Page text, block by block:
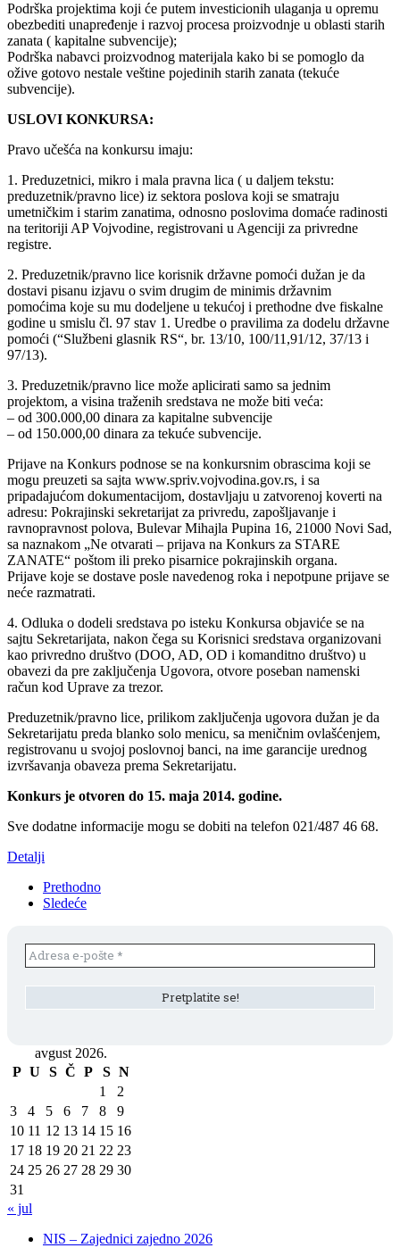
Podrška projektima koji će putem investicionih ulaganja u opremu
obezbediti unapređenje i razvoj procesa proizvodnje u oblasti starih
zanata ( kapitalne subvencije);
Podrška nabavci proizvodnog materijala kako bi se pomoglo da
ožive gotovo nestale veštine pojedinih starih zanata (tekuće
subvencije).
USLOVI KONKURSA:
Pravo učešća na konkursu imaju:
1. Preduzetnici, mikro i mala pravna lica ( u daljem tekstu:
preduzetnik/pravno lice) iz sektora poslova koji se smatraju
umetničkim i starim zanatima, odnosno poslovima domaće radinosti
na teritoriji AP Vojvodine, registrovani u Agenciji za privredne
registre.
2. Preduzetnik/pravno lice korisnik državne pomoći dužan je da
dostavi pisanu izjavu o svim drugim de minimis državnim
pomoćima koje su mu dodeljene u tekućoj i prethodne dve fiskalne
godine u smislu čl. 97 stav 1. Uredbe o pravilima za dodelu državne
pomoći (“Službeni glasnik RS“, br. 13/10, 100/11,91/12, 37/13 i
97/13).
3. Preduzetnik/pravno lice može aplicirati samo sa jednim
projektom, a visina traženih sredstava ne može biti veća:
– od 300.000,00 dinara za kapitalne subvencije
– od 150.000,00 dinara za tekuće subvencije.
Prijave na Konkurs podnose se na konkursnim obrascima koji se
mogu preuzeti sa sajta www.spriv.vojvodina.gov.rs, i sa
pripadajućom dokumentacijom, dostavljaju u zatvorenoj koverti na
adresu: Pokrajinski sekretarijat za privredu, zapošljavanje i
ravnopravnost polova, Bulevar Mihajla Pupina 16, 21000 Novi Sad,
sa naznakom „Ne otvarati – prijava na Konkurs za STARE
ZANATE“ poštom ili preko pisarnice pokrajinskih organa.
Prijave koje se dostave posle navedenog roka i nepotpune prijave se
neće razmatrati.
4. Odluka o dodeli sredstava po isteku Konkursa objaviće se na
sajtu Sekretarijata, nakon čega su Korisnici sredstava organizovani
kao privredno društvo (DOO, AD, OD i komanditno društvo) u
obavezi da pre zaključenja Ugovora, otvore poseban namenski
račun kod Uprave za trezor.
Preduzetnik/pravno lice, prilikom zaključenja ugovora dužan je da
Sekretarijatu preda blanko solo menicu, sa meničnim ovlašćenjem,
registrovanu u svojoj poslovnoj banci, na ime garancije urednog
izvršavanja obaveza prema Sekretarijatu.
Konkurs je otvoren do 15. maja 2014. godine.
Sve dodatne informacije mogu se dobiti na telefon 021/487 46 68.
Detalji
Prethodno
Sledeće
avgust 2026.
P U S Č P S N
1
2
3
4 5 6 7 8
9
10 11 12 13 14 15 16
17 18 19 20 21 22 23
24 25 26 27 28 29 30
31
« jul
NIS – Zajednici zajedno 2026